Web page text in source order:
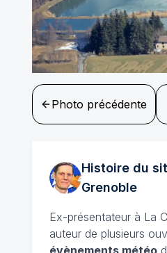
Photo précédente
Histoire du
Grenoble
Ex-présentateur à La
auteur de plusieurs
évènements météo